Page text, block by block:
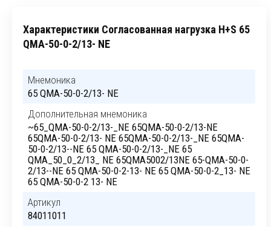
Характеристики Согласованная нагрузка H+S 65
QMA-50-0-2/13- NE
Мнемоника
65 QMA-50-0-2/13- NE
Дополнительная мнемоника
~65_QMA-50-0-2/13-_NE 65QMA-50-0-2/13-NE
65QMA-50-0-2/13- NE 65QMA-50-0-2/13-_NE 65QMA-
50-0-2/13--NE 65 QMA-50-0-2/13-_NE 65
QMA_50_0_2/13_ NE 65QMA5002/13NE 65-QMA-50-0-
2/13--NE 65 QMA-50-0-2-13- NE 65 QMA-50-0-2_13- NE
65 QMA-50-0-2 13- NE
Артикул
84011011